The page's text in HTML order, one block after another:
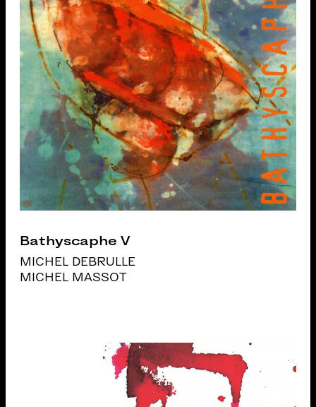
Bathyscaphe V
MICHEL DEBRULLE
MICHEL MASSOT